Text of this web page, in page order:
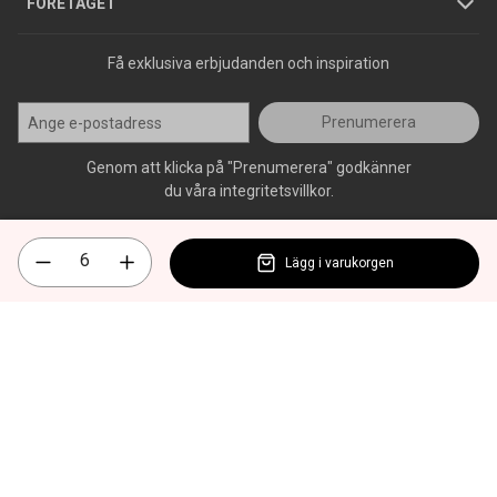
Få exklusiva erbjudanden och inspiration
Prenumerera
Genom att klicka på "Prenumerera" godkänner
du våra integritetsvillkor.
Lägg i varukorgen